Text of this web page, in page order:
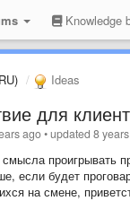
Knowledge
Ideas
для
ago•updated8
проигрывать
если будет
на смене,